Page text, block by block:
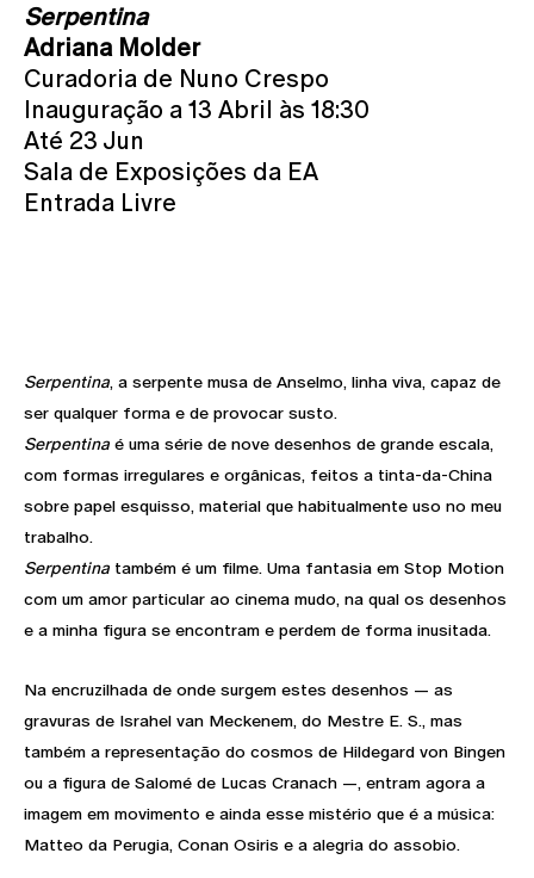
Serpentina
Adriana Molder
Curadoria de Nuno Crespo
Inauguração a 13 Abril às 18:30
Até 23 Jun
Sala de Exposições da EA
Entrada Livre
Serpentina, a serpente musa de Anselmo, linha viva, capaz de
ser qualquer forma e de provocar susto.
Serpentina é uma série de nove desenhos de grande escala,
com formas irregulares e orgânicas, feitos a tinta-da-China
sobre papel esquisso, material que habitualmente uso no meu
trabalho.
Serpentina também é um filme. Uma fantasia em Stop Motion
com um amor particular ao cinema mudo, na qual os desenhos
e a minha figura se encontram e perdem de forma inusitada.
Na encruzilhada de onde surgem estes desenhos — as
gravuras de Israhel van Meckenem, do Mestre E. S., mas
também a representação do cosmos de Hildegard von Bingen
ou a figura de Salomé de Lucas Cranach —, entram agora a
imagem em movimento e ainda esse mistério que é a música:
Matteo da Perugia, Conan Osiris e a alegria do assobio.